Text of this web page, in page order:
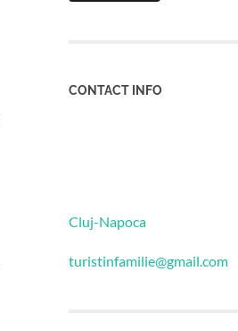
CONTACT INFO
Cluj-Napoca
turistinfamilie@gmail.com